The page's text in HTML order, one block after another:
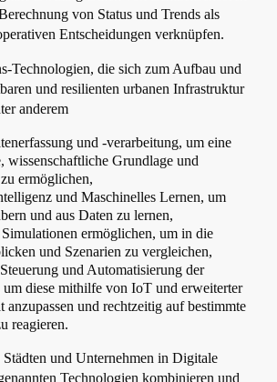
von Status und Trends als
Entscheidungen verknüpfen.
Technologien, die sich zum Aufbau und
und resilienten urbanen Infrastruktur
anderem
und -verarbeitung, um eine
wissenschaftliche Grundlage und
ermöglichen,
und Maschinelles Lernen, um
und aus Daten zu lernen,
ermöglichen, um in die
und Szenarien zu vergleichen,
und Automatisierung der
diese mithilfe von IoT und erweiterter
und rechtzeitig auf bestimmte
reagieren.
und Unternehmen in Digitale
Technologien kombinieren und